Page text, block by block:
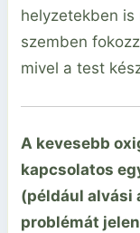
helyzetekben is
szemben
mivel a test
A kevesebb
kapcsolatos
(például alvási
problémát